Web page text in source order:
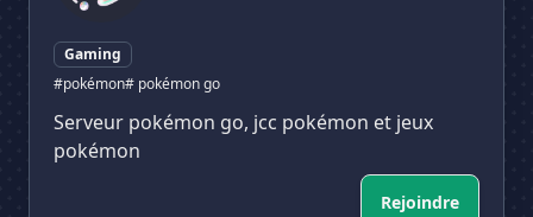
Gaming
#pokémon# pokémon go
Serveur pokémon go, jcc pokémon et jeux
pokémon
Rejoindre